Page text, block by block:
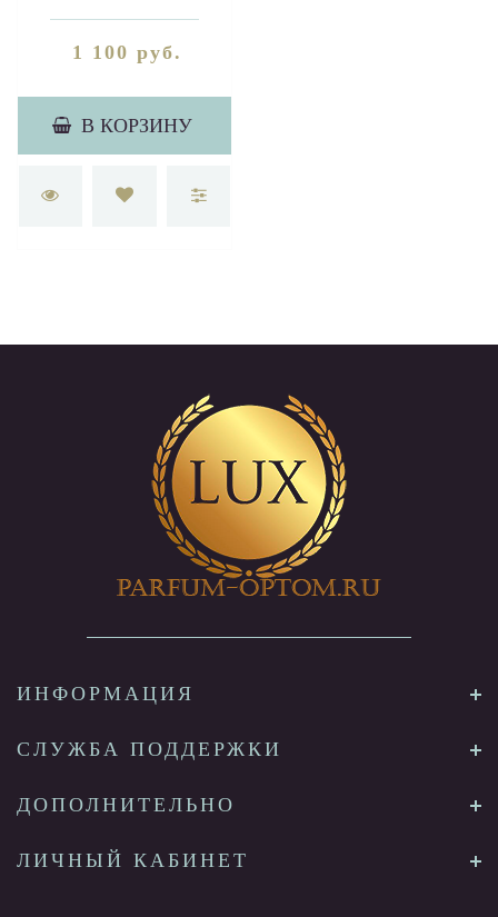
1 100 руб.
В КОРЗИНУ
ИНФОРМАЦИЯ
СЛУЖБА ПОДДЕРЖКИ
ДОПОЛНИТЕЛЬНО
ЛИЧНЫЙ КАБИНЕТ